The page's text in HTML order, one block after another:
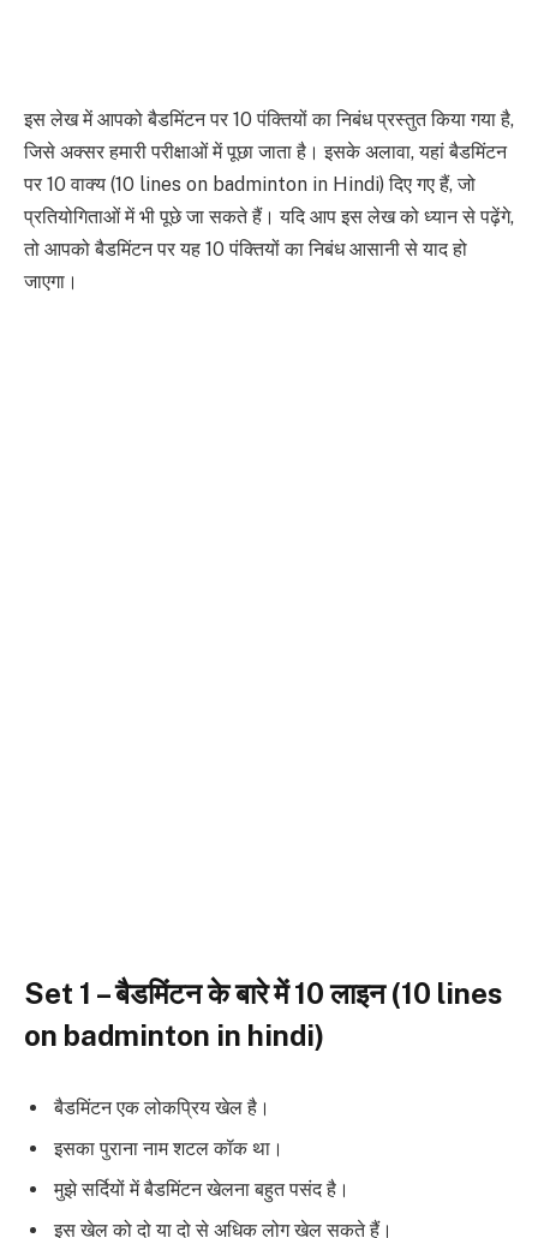
इस लेख में आपको बैडमिंटन पर 10 पंक्तियों का निबंध प्रस्तुत किया गया है,
जिसे अक्सर हमारी परीक्षाओं में पूछा जाता है। इसके अलावा, यहां बैडमिंटन
पर 10 वाक्य (10 lines on badminton in Hindi) दिए गए हैं, जो
प्रतियोगिताओं में भी पूछे जा सकते हैं। यदि आप इस लेख को ध्यान से पढ़ेंगे,
तो आपको बैडमिंटन पर यह 10 पंक्तियों का निबंध आसानी से याद हो
जाएगा।
Set 1 – बैडमिंटन के बारे में 10 लाइन (10 lines
on badminton in hindi)
बैडमिंटन एक लोकप्रिय खेल है।
इसका पुराना नाम शटल कॉक था।
मुझे सर्दियों में बैडमिंटन खेलना बहुत पसंद है।
इस खेल को दो या दो से अधिक लोग खेल सकते हैं।